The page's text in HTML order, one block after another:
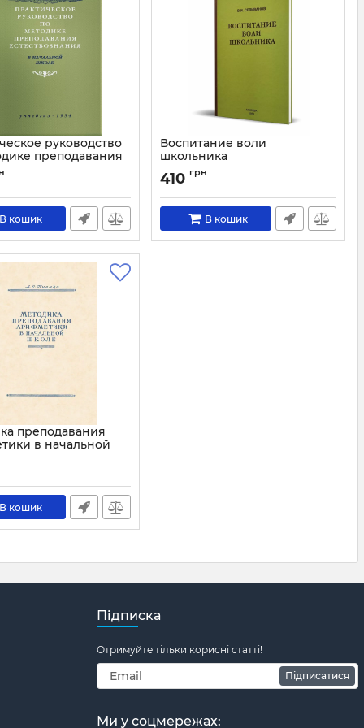
руководство
преподавания
в
школе
В кошик
Воспитание воли
школьника
Артикул: 1371
410 грн
В кошик
преподавания
в начальной
В кошик
Підписка
Отримуйте тільки корисні статті!
Підписатися
Ми у соцмережах: